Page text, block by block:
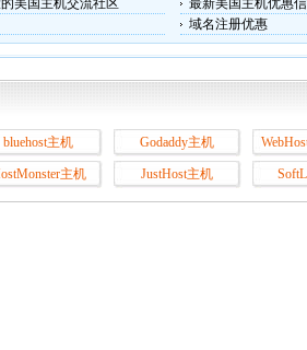
美国主机交流社区
最新美国主机优惠
域名注册优惠
bluehost主机 Godaddy主机
主机 JustHost主机